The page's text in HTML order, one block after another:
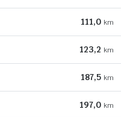
111,0 km
123,2 km
187,5 km
197,0 km